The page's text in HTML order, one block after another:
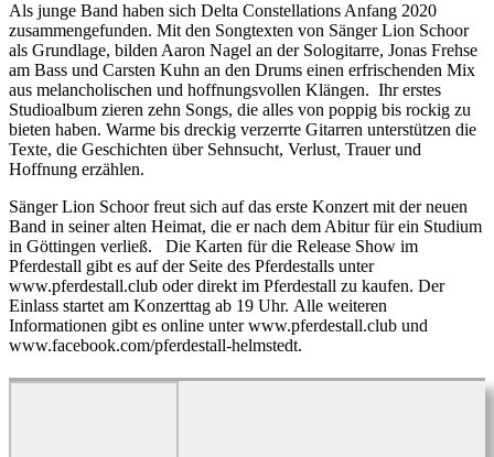
Als junge Band haben sich Delta Constellations Anfang 2020
zusammengefunden. Mit den Songtexten von Sänger Lion Schoor
als Grundlage, bilden Aaron Nagel an der Sologitarre, Jonas Frehse
am Bass und Carsten Kuhn an den Drums einen erfrischenden Mix
aus melancholischen und hoffnungsvollen Klängen. Ihr erstes
Studioalbum zieren zehn Songs, die alles von poppig bis rockig zu
bieten haben. Warme bis dreckig verzerrte Gitarren unterstützen die
Texte, die Geschichten über Sehnsucht, Verlust, Trauer und
Hoffnung erzählen.
Sänger Lion Schoor freut sich auf das erste Konzert mit der neuen
Band in seiner alten Heimat, die er nach dem Abitur für ein Studium
in Göttingen verließ.
Die Karten für die Release Show im
Pferdestall gibt es auf der Seite des Pferdestalls unter
www.pferdestall.club oder direkt im Pferdestall zu kaufen. Der
Einlass startet am Konzerttag ab 19 Uhr. Alle weiteren
Informationen gibt es online unter www.pferdestall.club und
www.facebook.com/pferdestall-helmstedt.